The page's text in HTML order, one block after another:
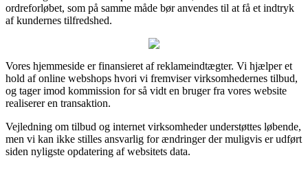
ordreforløbet, som på samme måde bør anvendes til at få et indtryk
af kundernes tilfredshed.
Vores hjemmeside er finansieret af reklameindtægter. Vi hjælper et
hold af online webshops hvori vi fremviser virksomhedernes tilbud,
og tager imod kommission for så vidt en bruger fra vores website
realiserer en transaktion.
Vejledning om tilbud og internet virksomheder understøttes løbende,
men vi kan ikke stilles ansvarlig for ændringer der muligvis er udført
siden nyligste opdatering af websitets data.